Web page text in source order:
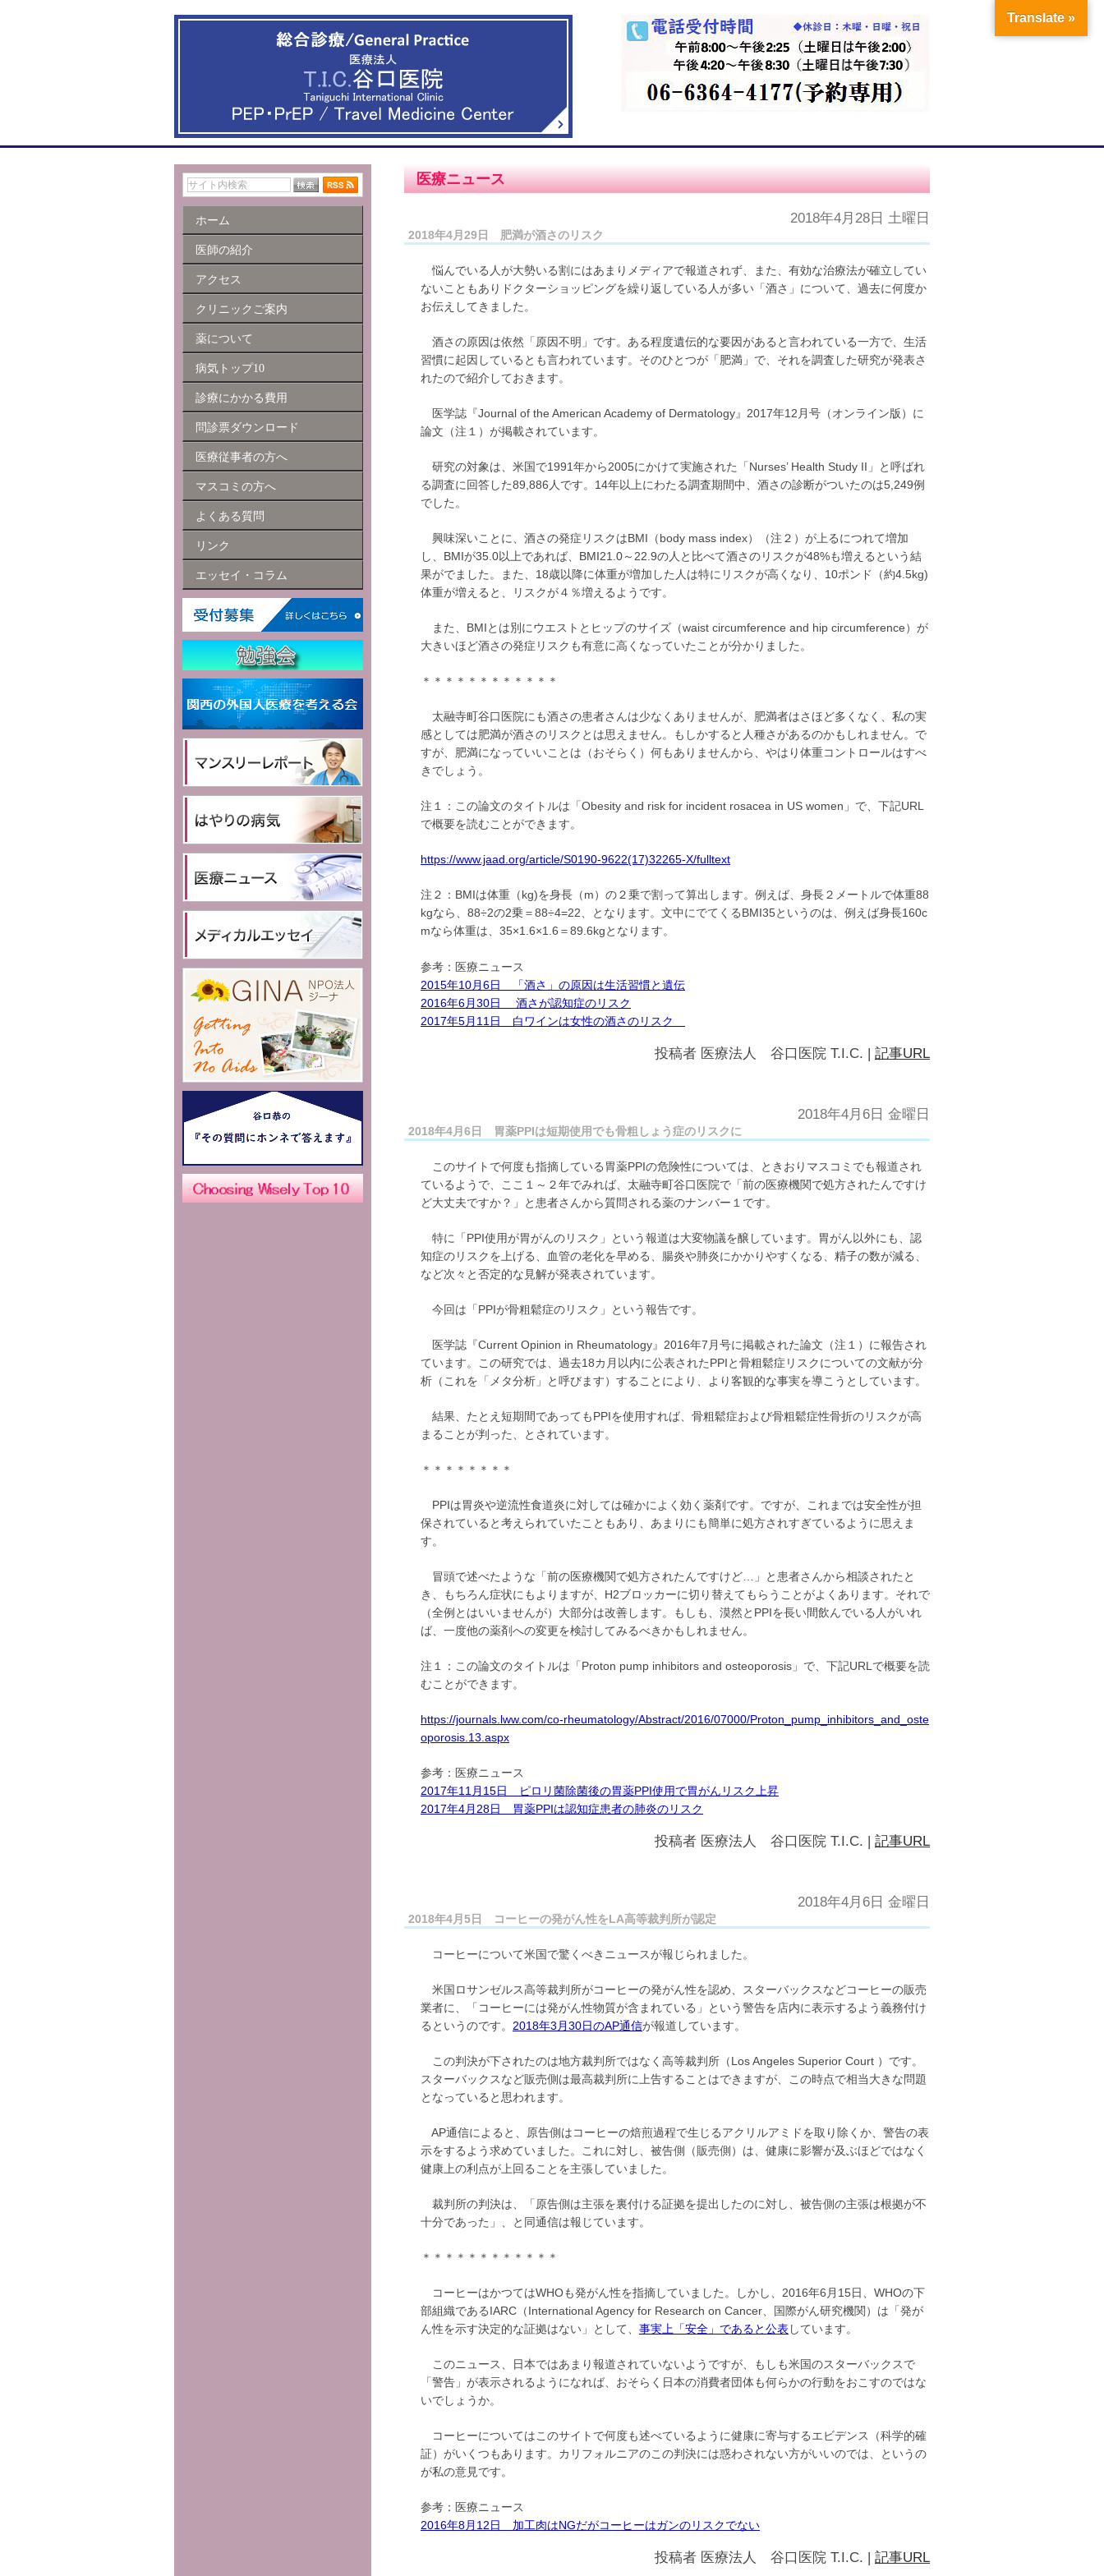
医療ニュース
2018年4月28日 土曜日
2018年4月29日 肥満が酒さのリスク
悩んでいる人が大勢いる割にはあまりメディアで報道されず、また、有効な治療法が確立してい
ないこともありドクターショッピングを繰り返している人が多い「酒さ」について、過去に何度か
お伝えしてきました。
酒さの原因は依然「原因不明」です。ある程度遺伝的な要因があると言われている一方で、生活
習慣に起因しているとも言われています。そのひとつが「肥満」で、それを調査した研究が発表さ
れたので紹介しておきます。
医学誌『Journal of the American Academy of Dermatology』2017年12月号（オンライン版）に
論文（注１）が掲載されています。
研究の対象は、米国で1991年から2005にかけて実施された「Nurses’ Health Study II」と呼ばれ
る調査に回答した89,886人です。14年以上にわたる調査期間中、酒さの診断がついたのは5,249例
でした。
興味深いことに、酒さの発症リスクはBMI（body mass index）（注２）が上るにつれて増加
し、BMIが35.0以上であれば、BMI21.0～22.9の人と比べて酒さのリスクが48%も増えるという結
果がでました。また、18歳以降に体重が増加した人は特にリスクが高くなり、10ポンド（約4.5kg)
体重が増えると、リスクが４％増えるようです。
また、BMIとは別にウエストとヒップのサイズ（waist circumference and hip circumference）が
大きいほど酒さの発症リスクも有意に高くなっていたことが分かりました。
＊＊＊＊＊＊＊＊＊＊＊＊
太融寺町谷口医院にも酒さの患者さんは少なくありませんが、肥満者はさほど多くなく、私の実
感としては肥満が酒さのリスクとは思えません。もしかすると人種さがあるのかもしれません。で
すが、肥満になっていいことは（おそらく）何もありませんから、やはり体重コントロールはすべ
きでしょう。
注１：この論文のタイトルは「Obesity and risk for incident rosacea in US women」で、下記URL
で概要を読むことができます。
https://www.jaad.org/article/S0190-9622(17)32265-X/fulltext
注２：BMIは体重（kg)を身長（m）の２乗で割って算出します。例えば、身長２メートルで体重88
kgなら、88÷2の2乗＝88÷4=22、となります。文中にでてくるBMI35というのは、例えば身長160c
mなら体重は、35×1.6×1.6＝89.6kgとなります。
参考：医療ニュース
2015年10月6日 「酒さ」の原因は生活習慣と遺伝
2016年6月30日 酒さが認知症のリスク
2017年5月11日 白ワインは女性の酒さのリスク
投稿者 医療法人 谷口医院 T.I.C. | 記事URL
2018年4月6日 金曜日
2018年4月6日 胃薬PPIは短期使用でも骨粗しょう症のリスクに
このサイトで何度も指摘している胃薬PPIの危険性については、ときおりマスコミでも報道され
ているようで、ここ１～２年でみれば、太融寺町谷口医院で「前の医療機関で処方されたんですけ
ど大丈夫ですか？」と患者さんから質問される薬のナンバー１です。
特に「PPI使用が胃がんのリスク」という報道は大変物議を醸しています。胃がん以外にも、認
知症のリスクを上げる、血管の老化を早める、腸炎や肺炎にかかりやすくなる、精子の数が減る、
など次々と否定的な見解が発表されています。
今回は「PPIが骨粗鬆症のリスク」という報告です。
医学誌『Current Opinion in Rheumatology』2016年7月号に掲載された論文（注１）に報告され
ています。この研究では、過去18カ月以内に公表されたPPIと骨粗鬆症リスクについての文献が分
析（これを「メタ分析」と呼びます）することにより、より客観的な事実を導こうとしています。
結果、たとえ短期間であってもPPIを使用すれば、骨粗鬆症および骨粗鬆症性骨折のリスクが高
まることが判った、とされています。
＊＊＊＊＊＊＊＊
PPIは胃炎や逆流性食道炎に対しては確かによく効く薬剤です。ですが、これまでは安全性が担
保されていると考えられていたこともあり、あまりにも簡単に処方されすぎているように思えま
す。
冒頭で述べたような「前の医療機関で処方されたんですけど…」と患者さんから相談されたと
き、もちろん症状にもよりますが、H2ブロッカーに切り替えてもらうことがよくあります。それで
（全例とはいいませんが）大部分は改善します。もしも、漠然とPPIを長い間飲んでいる人がいれ
ば、一度他の薬剤への変更を検討してみるべきかもしれません。
注１：この論文のタイトルは「Proton pump inhibitors and osteoporosis」で、下記URLで概要を読
むことができます。
https://journals.lww.com/co-rheumatology/Abstract/2016/07000/Proton_pump_inhibitors_and_oste
oporosis.13.aspx
参考：医療ニュース
2017年11月15日 ピロリ菌除菌後の胃薬PPI使用で胃がんリスク上昇
2017年4月28日 胃薬PPIは認知症患者の肺炎のリスク
投稿者 医療法人 谷口医院 T.I.C. | 記事URL
2018年4月6日 金曜日
2018年4月5日 コーヒーの発がん性をLA高等裁判所が認定
コーヒーについて米国で驚くべきニュースが報じられました。
米国ロサンゼルス高等裁判所がコーヒーの発がん性を認め、スターバックスなどコーヒーの販売
業者に、「コーヒーには発がん性物質が含まれている」という警告を店内に表示するよう義務付け
るというのです。 2018年3月30日のAP通信が報道しています。
この判決が下されたのは地方裁判所ではなく高等裁判所（Los Angeles Superior Court ）です。
スターバックスなど販売側は最高裁判所に上告することはできますが、この時点で相当大きな問題
となっていると思われます。
AP通信によると、原告側はコーヒーの焙煎過程で生じるアクリルアミドを取り除くか、警告の表
示をするよう求めていました。これに対し、被告側（販売側）は、健康に影響が及ぶほどではなく
健康上の利点が上回ることを主張していました。
裁判所の判決は、「原告側は主張を裏付ける証拠を提出したのに対し、被告側の主張は根拠が不
十分であった」、と同通信は報じています。
＊＊＊＊＊＊＊＊＊＊＊＊
コーヒーはかつてはWHOも発がん性を指摘していました。しかし、2016年6月15日、WHOの下
部組織であるIARC（International Agency for Research on Cancer、国際がん研究機関）は「発が
ん性を示す決定的な証拠はない」として、 事実上「安全」であると公表しています。
このニュース、日本ではあまり報道されていないようですが、もしも米国のスターバックスで
「警告」が表示されるようになれば、おそらく日本の消費者団体も何らかの行動をおこすのではな
いでしょうか。
コーヒーについてはこのサイトで何度も述べているように健康に寄与するエビデンス（科学的確
証）がいくつもあります。カリフォルニアのこの判決には惑わされない方がいいのでは、というの
が私の意見です。
参考：医療ニュース
2016年8月12日 加工肉はNGだがコーヒーはガンのリスクでない
投稿者 医療法人 谷口医院 T.I.C. 記事URL
ホーム
医師の紹介
アクセス
クリニックご案内
薬について
病気トップ10
診療にかかる費用
問診票ダウンロード
医療従事者の方へ
マスコミの方へ
よくある質問
リンク
エッセイ・コラム
Translate »